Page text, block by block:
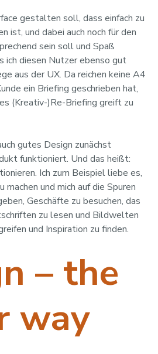
gestalten soll, dass einfach zu
ist, und dabei auch noch für den
sein soll und Spaß
ich diesen Nutzer ebenso gut
aus der UX. Da reichen keine A4
ein Briefing geschrieben hat,
(Kreativ-)Re-Briefing greift zu
gutes Design zunächst
funktioniert. Und das heißt:
Ich zum Beispiel liebe es,
und mich auf die Spuren
Geschäfte zu besuchen, das
zu lesen und Bildwelten
und Inspiration zu finden.
– the
way